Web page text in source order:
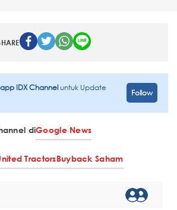
IDX Channeluntuk Update
Follow
diGoogle News
TractorsBuyback Saham